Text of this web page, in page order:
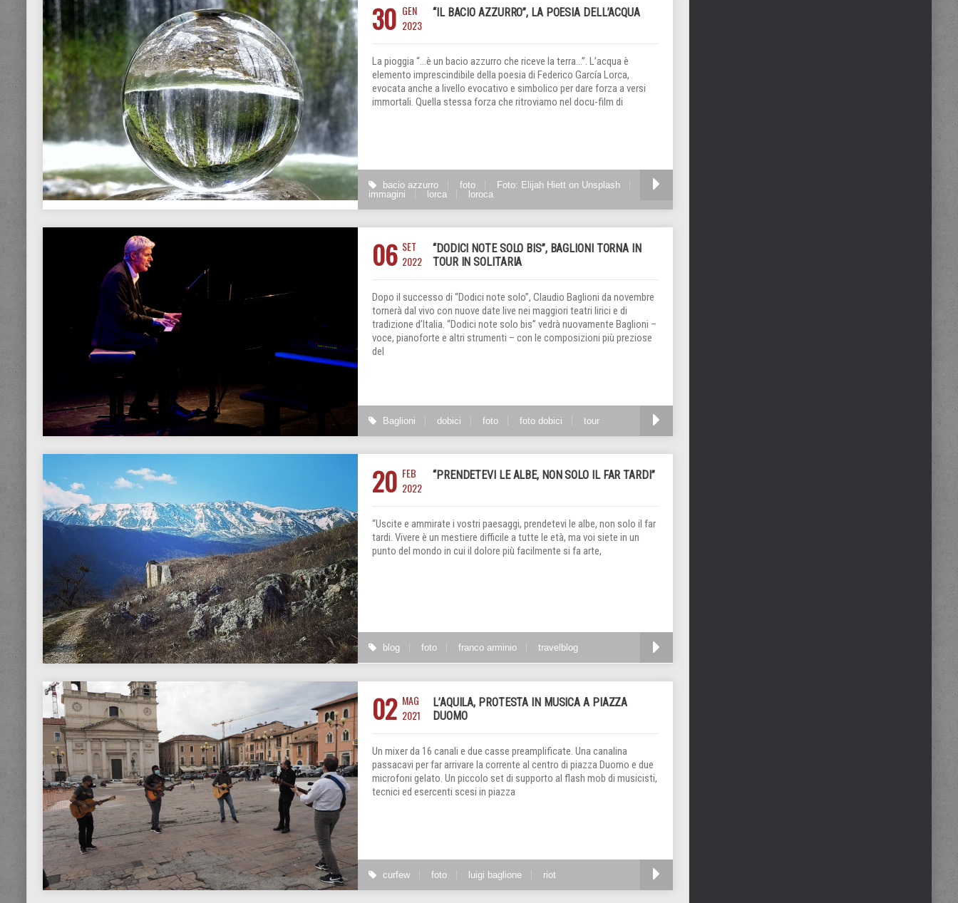
30 GEN
2023
“IL BACIO AZZURRO”, LA POESIA DELL’ACQUA
La pioggia “…è un bacio azzurro che riceve la terra…”. L’acqua è
elemento imprescindibile della poesia di Federico García Lorca,
evocata anche a livello evocativo e simbolico per dare forza a versi
immortali. Quella stessa forza che ritroviamo nel docu-film di
bacio azzurro foto
Foto: Elijah Hiett on Unsplash
immagini
lorca loroca
06 SET
2022
“DODICI NOTE SOLO BIS”, BAGLIONI TORNA IN
TOUR IN SOLITARIA
Dopo il successo di “Dodici note solo”, Claudio Baglioni da novembre
tornerà dal vivo con nuove date live nei maggiori teatri lirici e di
tradizione d’Italia. “Dodici note solo bis” vedrà nuovamente Baglioni –
voce, pianoforte e altri strumenti – con le composizioni più preziose
del
Baglioni dobici foto foto dobici tour
20 FEB
2022
“PRENDETEVI LE ALBE, NON SOLO IL FAR TARDI”
“Uscite e ammirate i vostri paesaggi, prendetevi le albe, non solo il far
tardi. Vivere è un mestiere difficile a tutte le età, ma voi siete in un
punto del mondo in cui il dolore più facilmente si fa arte,
blog foto franco arminio travelblog
02 MAG
2021
L’AQUILA, PROTESTA IN MUSICA A PIAZZA
DUOMO
Un mixer da 16 canali e due casse preamplificate. Una canalina
passacavi per far arrivare la corrente al centro di piazza Duomo e due
microfoni gelato. Un piccolo set di supporto al flash mob di musicisti,
tecnici ed esercenti scesi in piazza
curfew foto luigi baglione riot